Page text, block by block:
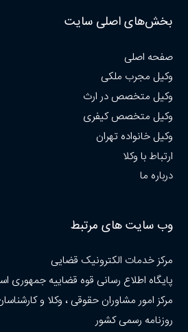
بخش‌های اصلی سایت
صفحه اصلی
وکیل مجرب ملکی
وکیل متخصص در ارث
وکیل متخصص کیفری
وکیل خانواده تهران
ارتباط با وکلا
درباره ما
وب سایت های مرتبط
مرکز خدمات الکترونیک قضایی
پایگاه اطلاع رسانی قوه قضاییه جمهوری
مرکز امور مشاوران حقوقی ، وکلا و
روزنامه رسمی کشور